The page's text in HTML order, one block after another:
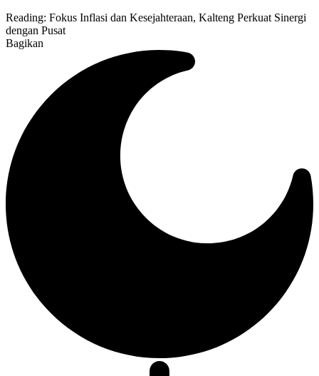
Reading: Fokus Inflasi dan Kesejahteraan, Kalteng Perkuat Sinergi
dengan Pusat
Bagikan